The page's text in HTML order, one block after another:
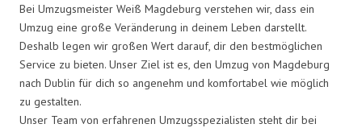
Bei Umzugsmeister Weiß Magdeburg verstehen wir, dass ein
Umzug eine große Veränderung in deinem Leben darstellt.
Deshalb legen wir großen Wert darauf, dir den bestmöglichen
Service zu bieten. Unser Ziel ist es, den Umzug von Magdeburg
nach Dublin für dich so angenehm und komfortabel wie möglich
zu gestalten.
Unser Team von erfahrenen Umzugsspezialisten steht dir bei